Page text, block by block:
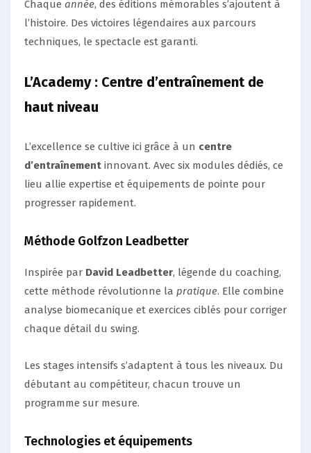
Chaque année, des éditions mémorables s’ajoutent à
l’histoire. Des victoires légendaires aux parcours
techniques, le spectacle est garanti.
L’Academy : Centre d’entraînement de
haut niveau
L’excellence se cultive ici grâce à un centre
d’entraînement innovant. Avec six modules dédiés, ce
lieu allie expertise et équipements de pointe pour
progresser rapidement.
Méthode Golfzon Leadbetter
Inspirée par David Leadbetter, légende du coaching,
cette méthode révolutionne la pratique. Elle combine
analyse biomecanique et exercices ciblés pour corriger
chaque détail du swing.
Les stages intensifs s’adaptent à tous les niveaux. Du
débutant au compétiteur, chacun trouve un
programme sur mesure.
Technologies et équipements